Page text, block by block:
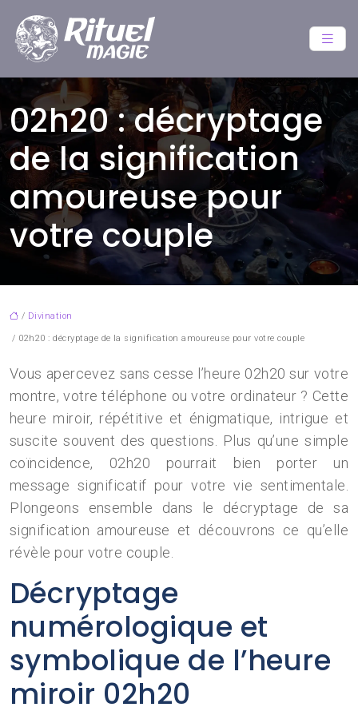
02h20 : décryptage
de la signification
amoureuse pour
votre couple
/ Divination
/ 02h20 : décryptage de la signification amoureuse pour votre couple
Vous apercevez sans cesse l’heure 02h20 sur votre
montre, votre téléphone ou votre ordinateur ? Cette
heure miroir, répétitive et énigmatique, intrigue et
suscite souvent des questions. Plus qu’une simple
coïncidence, 02h20 pourrait bien porter un
message significatif pour votre vie sentimentale.
Plongeons ensemble dans le décryptage de sa
signification amoureuse et découvrons ce qu’elle
révèle pour votre couple.
Décryptage
numérologique et
symbolique de l’heure
miroir 02h20